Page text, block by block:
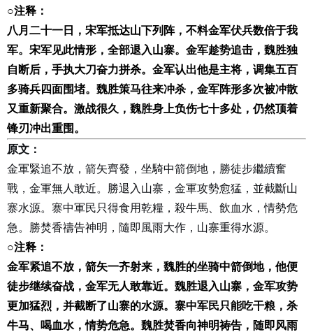
○注释：
八月二十一日，宋军抵达山下列阵，不料金军伏兵数倍于我
军。宋军见此情形，全部退入山寨。金军趁势追击，魏胜独
自断后，手执大刀奋力拼杀。金军认出他是主将，调集五百
多骑兵四面围堵。魏胜策马往来冲杀，金军阵形多次被冲散
又重新聚合。激战很久，魏胜身上负伤七十多处，仍然顶着
锋刃冲出重围。
原文：
金軍緊追不放，箭矢齊發，坐騎中箭倒地，勝徒步繼續奮
戰，金軍無人敢近。勝退入山寨，金軍攻勢愈猛，並截斷山
寨水源。寨中軍民只得食用乾糧，殺牛馬、飲血水，情勢危
急。勝焚香禱告神明，隨即風雨大作，山寨重得水源。
○注释：
金军紧追不放，箭矢一齐射来，魏胜的坐骑中箭倒地，他便
徒步继续奋战，金军无人敢靠近。魏胜退入山寨，金军攻势
更加猛烈，并截断了山寨的水源。寨中军民只能吃干粮，杀
牛马、喝血水，情势危急。魏胜焚香向神明祷告，随即风雨